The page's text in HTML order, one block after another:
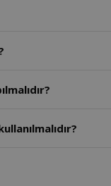
mi yapılmalıdır?